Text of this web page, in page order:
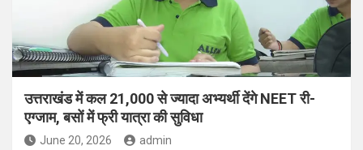
p
उत्तराखंड में कल 21,000 से ज्यादा अभ्यर्थी देंगे NEET री-
एग्जाम, बसों में फ्री यात्रा की सुविधा
June 20, 2026 admin